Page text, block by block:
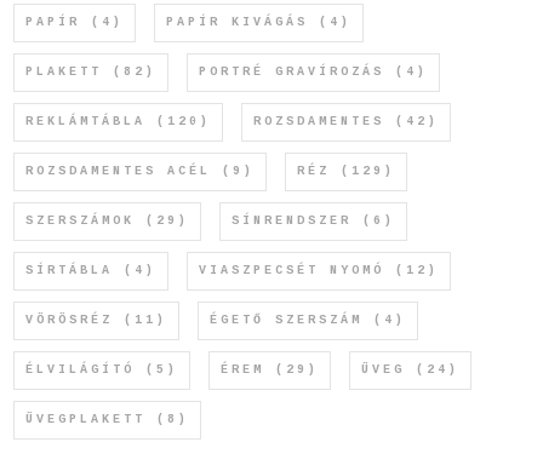
PAPÍR (4) PAPÍR KIVÁGÁS (4)
PLAKETT (82) PORTRÉ GRAVÍROZÁS (4)
REKLÁMTÁBLA (120) ROZSDAMENTES (42)
ROZSDAMENTES ACÉL (9) RÉZ (129)
SZERSZÁMOK (29) SÍNRENDSZER (6)
SÍRTÁBLA (4) VIASZPECSÉT NYOMÓ (12)
VÖRÖSRÉZ (11) ÉGETŐ SZERSZÁM (4)
ÉLVILÁGÍTÓ (5) ÉREM (29) ÜVEG (24)
ÜVEGPLAKETT (8)